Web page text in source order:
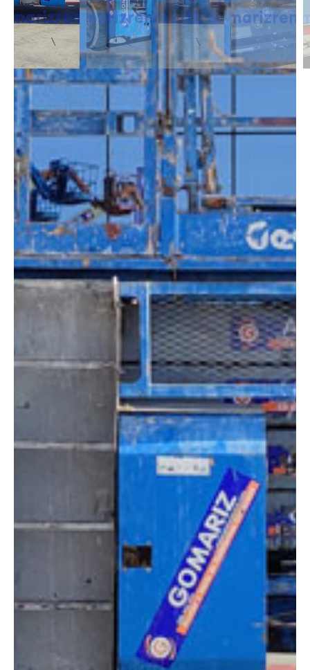
DESCRIPCIÓN
Las Tijeras Diésel destacan por tener una cesta de gran dimensión, cuya
plataforma es extensible. Además, cuenta con estabilizadores para
obtener una mayor seguridad en trabajos de gran altura y superficies
con pendiente. Disponibles con altura de 10m a 28m
DIMENSIONES
Altura:15 metros
Altura plataforma:12.75 m
Altura de trabajo: 14.75 m
Alcance lateral:
Anchura:2.29 m
ESPECIFICACIONES TÉCNICAS
Motor: Diésel
Ver ficha técnica
COMPARADOR
¿Tienes dudas a la hora de elegir la máquina que
Compara esta y otras máquinas desde el siguiente botón o ponte
en contacto con nosotros para un asesoramiento más personal.
Comparar